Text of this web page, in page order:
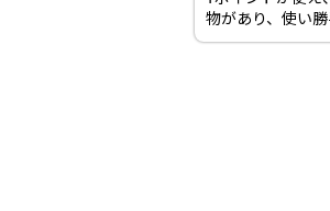
物があり、使い勝